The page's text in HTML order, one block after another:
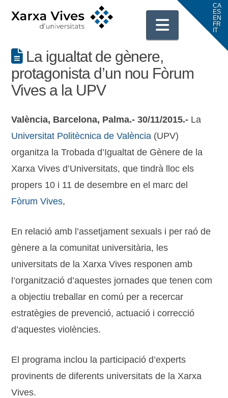
La igualtat de gènere,
protagonista d’un nou Fòrum
Vives a la UPV
València, Barcelona, Palma.- 30/11/2015.- La
Universitat Politècnica de València (UPV)
organitza la Trobada d’Igualtat de Gènere de la
Xarxa Vives d’Universitats, que tindrà lloc els
propers 10 i 11 de desembre en el marc del
Fòrum Vives,
En relació amb l’assetjament sexuals i per raó de
gènere a la comunitat universitària, les
universitats de la Xarxa Vives responen amb
l’organització d’aquestes jornades que tenen com
a objectiu treballar en comú per a recercar
estratègies de prevenció, actuació i correcció
d’aquestes violències.
El programa inclou la participació d’experts
provinents de diferents universitats de la Xarxa
Vives.